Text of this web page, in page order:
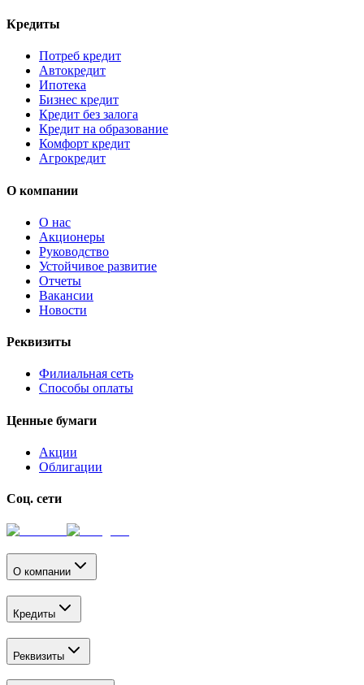
Кредиты
Потреб кредит
Автокредит
Ипотека
Бизнес кредит
Кредит без залога
Кредит на образование
Комфорт кредит
Агрокредит
О компании
О нас
Акционеры
Руководство
Устойчивое развитие
Отчеты
Вакансии
Новости
Реквизиты
Филиальная сеть
Способы оплаты
Ценные бумаги
Акции
Облигации
Соц. сети
О компании
Кредиты
Реквизиты